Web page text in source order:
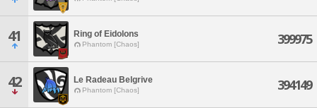
41 Ring of Eidolons
Phantom [Chaos] 399975
42 Le Radeau Belgrive
Phantom [Chaos] 394149